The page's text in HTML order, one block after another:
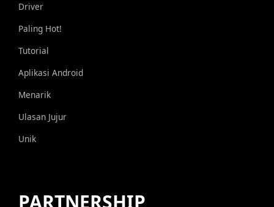
Driver
Paling Hot!
Tutorial
Aplikasi Android
Menarik
Ulasan Jujur
Unik